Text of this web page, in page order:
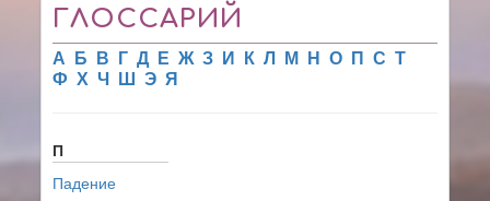
ГЛОССАРИЙ
А Б В Г Д Е Ж З И К Л М Н О П С Т
Ф Х Ч Ш Э Я
П
Падение